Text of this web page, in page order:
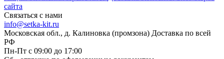
сайта
Связаться с нами
info@setka-kit.ru
Московская обл., д. Калиновка (промзона) Доставка по всей
РФ
Пн-Пт с 09:00 до 17:00